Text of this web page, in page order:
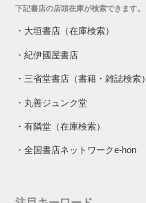
下記書店の店頭在庫が検索できます。
・ 大垣書店（在庫検索）
・紀伊國屋書店
・三省堂書店（書籍・雑誌検索）
・ 丸善ジュンク堂
・有隣堂（在庫検索）
・全国書店ネットワークe-hon